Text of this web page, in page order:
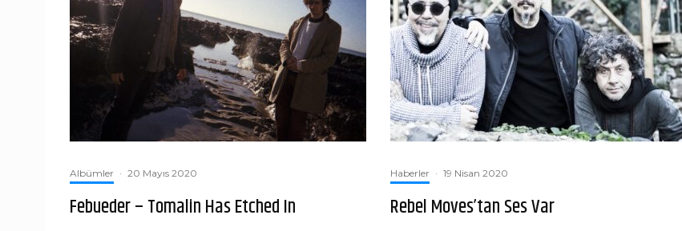
Albümler · 20 Mayıs 2020
Febueder – Tomalin Has Etched In
Haberler · 19 Nisan 2020
Rebel Moves’tan Ses Var